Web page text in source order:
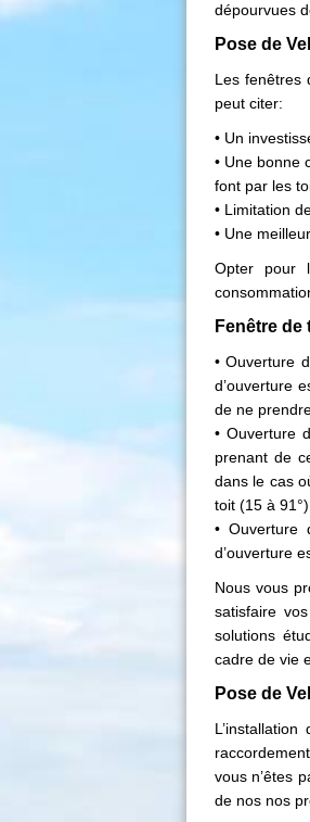
dépourvues
Pose de
Les fenêtres
peut citer:
• Un
• Une bonne
font par les
• Limitation
• Une
Opter pour
Fenêtre
• Ouverture
d’ouverture
de ne
• Ouverture
prenant de
dans le cas
toit (15 à
• Ouverture
d’ouverture
Nous vous
satisfaire
solutions
cadre de vie
Pose de
vous n’êtes
de nos nos